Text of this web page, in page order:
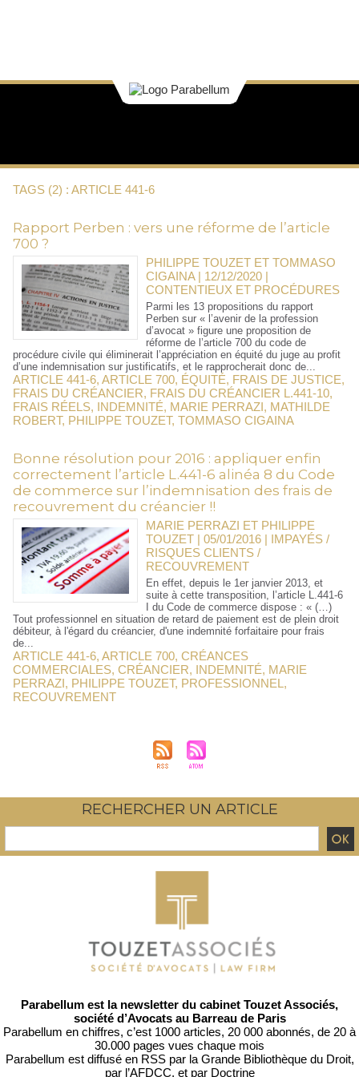
TAGS (2) : ARTICLE 441-6
Rapport Perben : vers une réforme de l’article
700 ?
PHILIPPE TOUZET ET TOMMASO
CIGAINA | 12/12/2020 |
CONTENTIEUX ET PROCÉDURES
Parmi les 13 propositions du rapport
Perben sur « l’avenir de la profession
d’avocat » figure une proposition de
réforme de l’article 700 du code de
procédure civile qui éliminerait l’appréciation en équité du juge au profit
d’une indemnisation sur justificatifs, et le rapprocherait donc de...
ARTICLE 441-6, ARTICLE 700, ÉQUITÉ, FRAIS DE JUSTICE,
FRAIS DU CRÉANCIER, FRAIS DU CRÉANCIER L.441-10,
FRAIS RÉELS, INDEMNITÉ, MARIE PERRAZI, MATHILDE
ROBERT, PHILIPPE TOUZET, TOMMASO CIGAINA
Bonne résolution pour 2016 : appliquer enfin
correctement l’article L.441-6 alinéa 8 du Code
de commerce sur l’indemnisation des frais de
recouvrement du créancier !!
MARIE PERRAZI ET PHILIPPE
TOUZET | 05/01/2016 | IMPAYÉS /
RISQUES CLIENTS /
RECOUVREMENT
En effet, depuis le 1er janvier 2013, et
suite à cette transposition, l’article L.441-6
I du Code de commerce dispose : « (…)
Tout professionnel en situation de retard de paiement est de plein droit
débiteur, à l'égard du créancier, d'une indemnité forfaitaire pour frais
de...
ARTICLE 441-6, ARTICLE 700, CRÉANCES
COMMERCIALES, CRÉANCIER, INDEMNITÉ, MARIE
PERRAZI, PHILIPPE TOUZET, PROFESSIONNEL ,
RECOUVREMENT
RECHERCHER UN ARTICLE
Parabellum est la newsletter du cabinet Touzet Associés,
société d’Avocats au Barreau de Paris
Parabellum en chiffres, c’est 1000 articles, 20 000 abonnés, de 20 à
30.000 pages vues chaque mois
Parabellum est diffusé en RSS par la Grande Bibliothèque du Droit,
par l’AFDCC, et par Doctrine